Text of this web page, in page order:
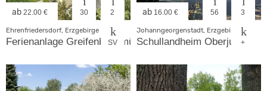
ab 22.00 € 30 2
SV
Ehrenfriedersdorf, Erzgebirge
Ferienanlage Greifenbachmühle
ab 16.00 € 56 3
+
Johanngeorgenstadt, Erzgebirge
Schullandheim Oberjugel